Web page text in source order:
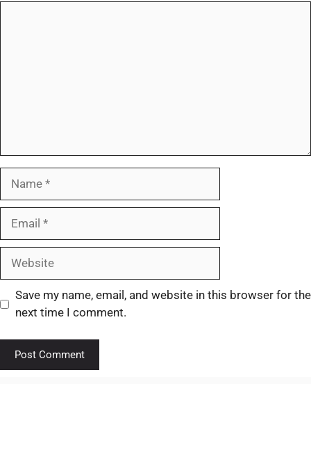
Save my name, email, and website in this browser for the
next time I comment.